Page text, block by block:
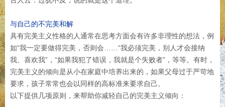
与自己的不完美和解
具有完美主义性格的人通常在思考方面会有许多非理性的想法，例
如“我一定要做得完美，否则会……“我必须完美，别人才会接纳
我、喜欢我”，“如果我犯了错误，我就是个失败者”，等等。有时，
完美主义的倾向是从小在家庭中培养出来的，如果父母过于严苛地
要求，孩子常常也会以同样的高标准来要求自己。
以下提供几项原则，来帮助你减轻自己的完美主义倾向：